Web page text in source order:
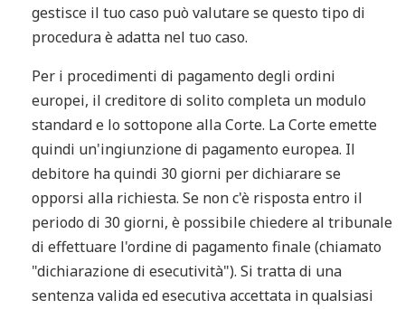
gestisce il tuo caso può valutare se questo tipo di
procedura è adatta nel tuo caso.
Per i procedimenti di pagamento degli ordini
europei, il creditore di solito completa un modulo
standard e lo sottopone alla Corte. La Corte emette
quindi un'ingiunzione di pagamento europea. Il
debitore ha quindi 30 giorni per dichiarare se
opporsi alla richiesta. Se non c'è risposta entro il
periodo di 30 giorni, è possibile chiedere al tribunale
di effettuare l'ordine di pagamento finale (chiamato
"dichiarazione di esecutività"). Si tratta di una
sentenza valida ed esecutiva accettata in qualsiasi